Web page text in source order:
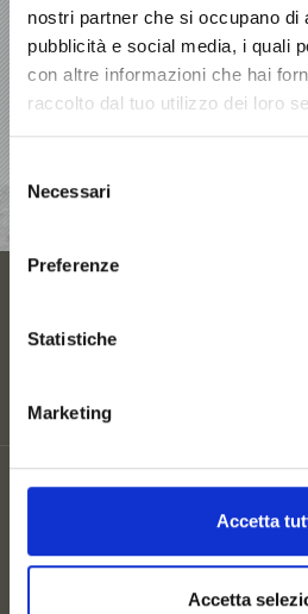
nostri partner che si occupano di
pubblicità e social media, i quali
con altre informazioni che hai
raccolto dal tuo utilizzo dei loro
delNecessari
Preferenze
Statistiche
Marketing
Accetta
Accetta
VACANZA A LACES-
Mappa del sito
Cookie